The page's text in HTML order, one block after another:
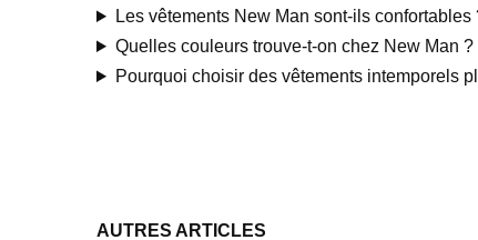
Les vêtements New Man sont-ils confortables
Quelles couleurs trouve-t-on chez New Man ?
Pourquoi choisir des vêtements intemporels
AUTRES ARTICLES